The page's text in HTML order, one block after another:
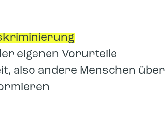
eigenen Vorurteile
also andere Menschen über